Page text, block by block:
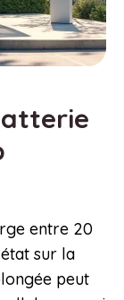
entre 20
sur la
peut